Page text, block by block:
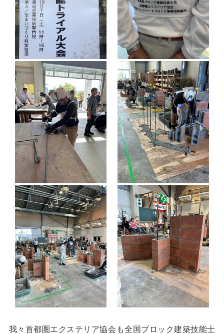
我々首都圏エクステリア協会も全国ブロック建築技能士